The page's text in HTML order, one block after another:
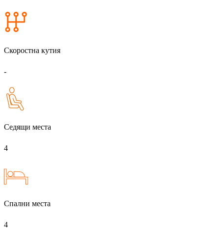
Скоростна кутия
-
Седящи места
4
Спални места
4